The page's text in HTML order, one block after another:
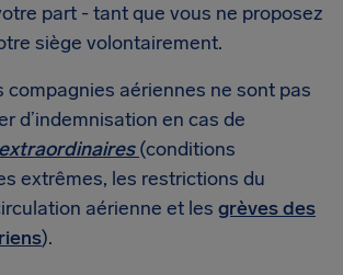
part - tant que vous ne proposez
siège volontairement.
compagnies aériennes ne sont pas
d’indemnisation en cas de
(conditions
extrêmes, les restrictions du
aérienne et les grèves des
).